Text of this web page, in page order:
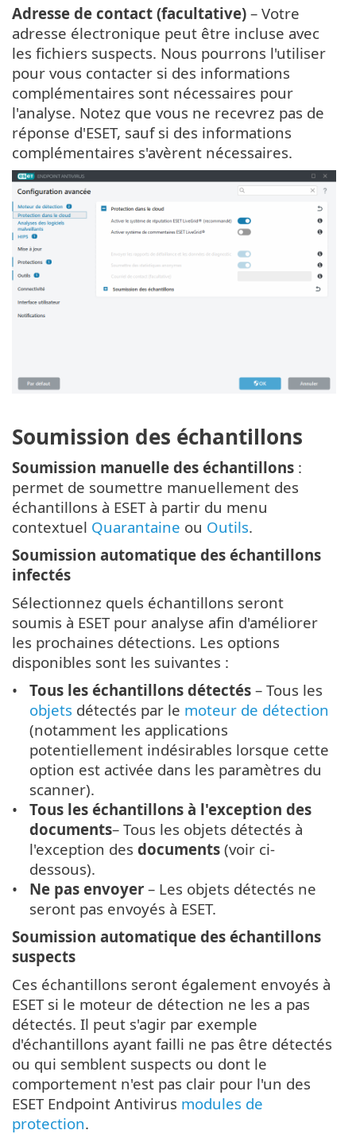
Adresse de contact (facultative) – Votre
adresse électronique peut être incluse avec
les fichiers suspects. Nous pourrons l'utiliser
pour vous contacter si des informations
complémentaires sont nécessaires pour
l'analyse. Notez que vous ne recevrez pas de
réponse d'ESET, sauf si des informations
complémentaires s'avèrent nécessaires.
Soumission des échantillons
Soumission manuelle des échantillons :
permet de soumettre manuellement des
échantillons à ESET à partir du menu
contextuel Quarantaine ou Outils.
Soumission automatique des échantillons
infectés
Sélectionnez quels échantillons seront
soumis à ESET pour analyse afin d'améliorer
les prochaines détections. Les options
disponibles sont les suivantes :
Tous les échantillons détectés – Tous les
objets détectés par le moteur de détection
(notamment les applications
potentiellement indésirables lorsque cette
option est activée dans les paramètres du
scanner).
Tous les échantillons à l'exception des
documents– Tous les objets détectés à
l'exception desdocuments (voir ci-
dessous).
Ne pas envoyer – Les objets détectés ne
seront pas envoyés à ESET.
Soumission automatique des échantillons
suspects
Ces échantillons seront également envoyés à
ESET si le moteur de détection ne les a pas
détectés. Il peut s'agir par exemple
d'échantillons ayant failli ne pas être détectés
ou qui semblent suspects ou dont le
comportement n'est pas clair pour l'un des
ESET Endpoint Antivirus modules de
protection.